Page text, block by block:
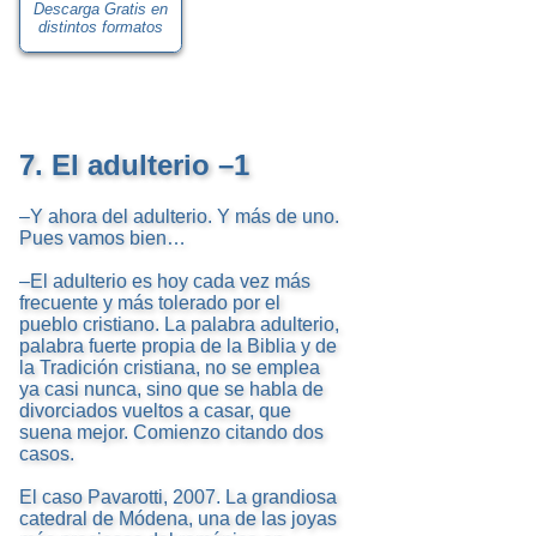
Descarga Gratis en
distintos formatos
7. El adulterio –1
–Y ahora del adulterio. Y más de uno.
Pues vamos bien…
–El adulterio es hoy cada vez más
frecuente y más tolerado por el
pueblo cristiano. La palabra adulterio,
palabra fuerte propia de la Biblia y de
la Tradición cristiana, no se emplea
ya casi nunca, sino que se habla de
divorciados vueltos a casar, que
suena mejor. Comienzo citando dos
casos.
El caso Pavarotti, 2007. La grandiosa
catedral de Módena, una de las joyas